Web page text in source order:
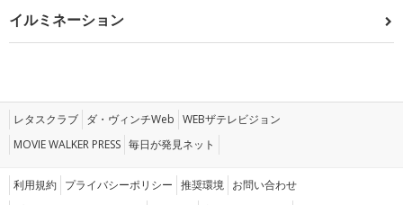
イルミネーション
レタスクラブ ダ・ヴィンチWeb WEBザテレビジョン
MOVIE WALKER PRESS 毎日が発見ネット
利用規約 プライバシーポリシー 推奨環境 お問い合わせ